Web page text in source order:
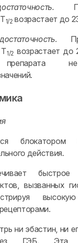
1/2 возрастает до
1/2 возрастает до
препарата
блокатором
действия.
вызванных
ни эбастин, ни
ГЭБ. Эта